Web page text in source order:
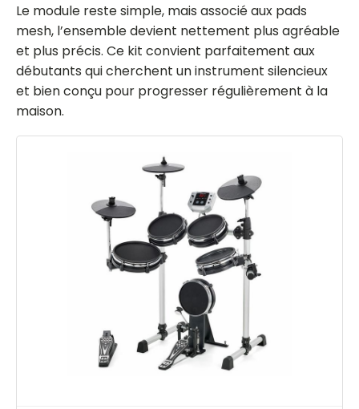
Le module reste simple, mais associé aux pads
mesh, l’ensemble devient nettement plus agréable
et plus précis. Ce kit convient parfaitement aux
débutants qui cherchent un instrument silencieux
et bien conçu pour progresser régulièrement à la
maison.